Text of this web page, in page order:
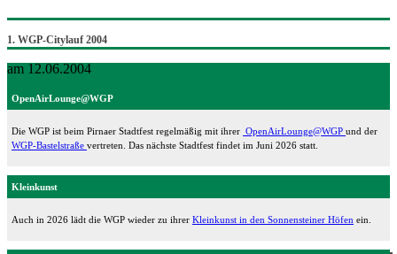
1. WGP-Citylauf 2004
am 12.06.2004
OpenAirLounge@WGP
Die WGP ist beim Pirnaer Stadtfest regelmäßig mit ihrer OpenAirLounge@WGP und der
WGP-Bastelstraße vertreten. Das nächste Stadtfest findet im Juni 2026 statt.
Kleinkunst
Auch in 2026 lädt die WGP wieder zu ihrer Kleinkunst in den Sonnensteiner Höfen ein.